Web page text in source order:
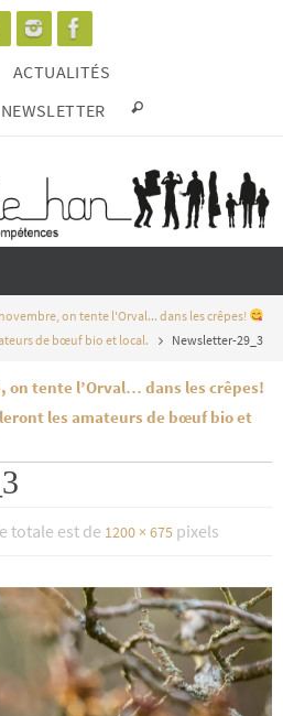
ACTUALITÉS
NEWSLETTER
on tente l'Orval... dans les crêpes!
de bœuf bio et local.
Newsletter-29_3
on tente l’Orval… dans les crêpes!
les amateurs de bœuf bio et
totale est de 1200 × 675 pixels